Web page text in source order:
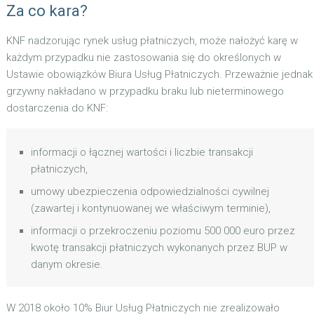
Za co kara?
KNF nadzorując rynek usług płatniczych, może nałożyć karę w
każdym przypadku nie zastosowania się do określonych w
Ustawie obowiązków Biura Usług Płatniczych. Przeważnie jednak
grzywny nakładano w przypadku braku lub nieterminowego
dostarczenia do KNF:
informacji o łącznej wartości i liczbie transakcji
płatniczych,
umowy ubezpieczenia odpowiedzialności cywilnej
(zawartej i kontynuowanej we właściwym terminie),
informacji o przekroczeniu poziomu 500 000 euro przez
kwotę transakcji płatniczych wykonanych przez BUP w
danym okresie.
W 2018 około 10% Biur Usług Płatniczych nie zrealizowało